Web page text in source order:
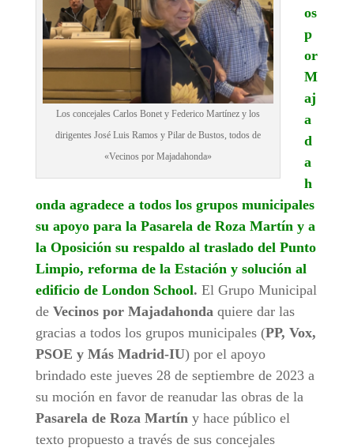
Los concejales Carlos Bonet y Federico Martínez y los
dirigentes José Luis Ramos y Pilar de Bustos, todos de
«Vecinos por Majadahonda»
os
p
or
M
aj
a
d
a
h
onda agradece a todos los grupos municipales
su apoyo para la Pasarela de Roza Martín y a
la Oposición su respaldo al traslado del Punto
Limpio, reforma de la Estación y solución al
edificio de London School. El Grupo Municipal
de Vecinos por Majadahondaquiere dar las
gracias a todos los grupos municipales (PP, Vox,
PSOE y Más Madrid-IU) por el apoyo
brindado este jueves 28 de septiembre de 2023 a
su moción en favor de reanudar las obras de la
Pasarela de Roza Martíny hace público el
texto propuesto a través de sus concejales